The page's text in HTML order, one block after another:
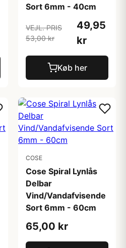
Sort 6mm - 40cm
VEJL. PRIS
53,00 kr
49,95
kr
Køb her
COSE
Cose Spiral Lynlås
Delbar
Vind/Vandafvisende
Sort 6mm - 60cm
65,00 kr